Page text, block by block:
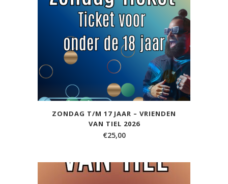
ZONDAG T/M 17 JAAR – VRIENDEN
VAN TIEL 2026
€25,00